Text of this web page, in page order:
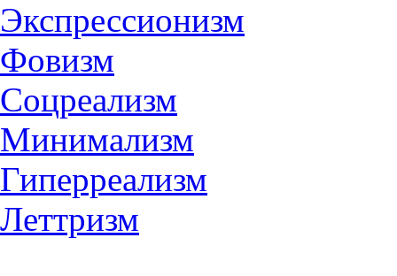
Экспрессионизм
Фовизм
Соцреализм
Минимализм
Гиперреализм
Леттризм